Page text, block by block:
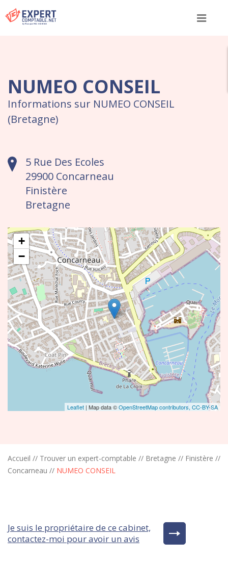
Menu
NUMEO CONSEIL
Informations sur NUMEO CONSEIL
(Bretagne)
5 Rue Des Ecoles
29900 Concarneau
Finistère
Bretagne
+
−
Leaflet | Map data ©OpenStreetMap contributors, CC-BY-SA
Accueil // Trouver un expert-comptable // Bretagne // Finistère //
Concarneau // NUMEO CONSEIL
Je suis le propriétaire de ce cabinet,
contactez-moi pour avoir un avis